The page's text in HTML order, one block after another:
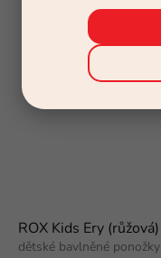
ROX Kids Ery (růžová)
dětské bavlněné ponožky